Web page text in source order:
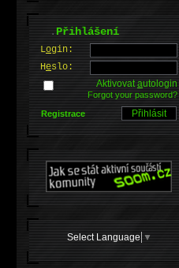
.Přihlášení
Login:
Heslo:
Aktivovatautologin
Forgot your password?
Registrace
Select Language ▼